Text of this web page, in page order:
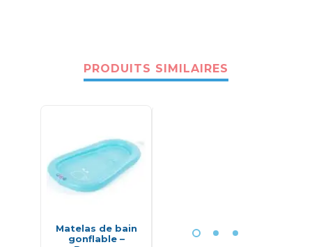
PRODUITS SIMILAIRES
Matelas de bain
gonflable –
Lingettes bébé a
l’eau 100%